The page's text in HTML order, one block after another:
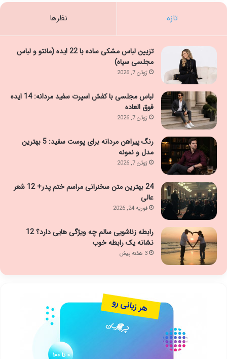
تازه نظرها
تزیین لباس مشکی ساده با 22 ایده (مانتو و لباس
مجلسی سیاه)
ژوئن 7, 2026
لباس مجلسی با کفش اسپرت سفید مردانه: 14 ایده
فوق العاده
ژوئن 7, 2026
رنگ پیراهن مردانه برای پوست سفید: 5 بهترین
مدل و نمونه
ژوئن 7, 2026
24 بهترین متن سخنرانی مراسم ختم پدر+ 12 شعر
عالی
فوریه 24, 2026
رابطه زناشویی سالم چه ویژگی هایی دارد؟ 12
نشانه یک رابطه خوب
3 هفته پیش